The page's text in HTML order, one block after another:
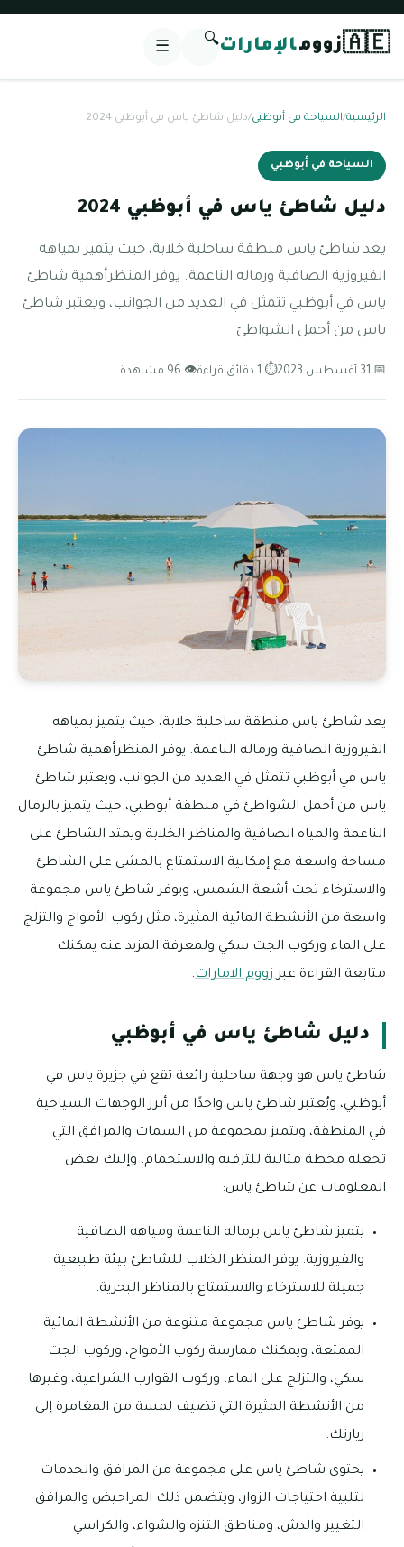
🇦🇪زوومالإمارات🔍
☰
الرئيسية/السياحة في أبوظبي/دليل شاطئ ياس في أبوظبي 2024
السياحة في أبوظبي
دليل شاطئ ياس في أبوظبي 2024
يعد شاطئ ياس منطقة ساحلية خلابة، حيث يتميز بمياهه
الفيروزية الصافية ورماله الناعمة. يوفر المنظرأهمية شاطئ
ياس في أبوظبي تتمثل في العديد من الجوانب، ويعتبر شاطئ
ياس من أجمل الشواطئ
📅 31 أغسطس 2023 ⏱ 1 دقائق قراءة 👁 96 مشاهدة
يعد شاطئ ياس منطقة ساحلية خلابة، حيث يتميز بمياهه
الفيروزية الصافية ورماله الناعمة. يوفر المنظرأهمية شاطئ
ياس في أبوظبي تتمثل في العديد من الجوانب، ويعتبر شاطئ
ياس من أجمل الشواطئ في منطقة أبوظبي، حيث يتميز بالرمال
الناعمة والمياه الصافية والمناظر الخلابة ويمتد الشاطئ على
مساحة واسعة مع إمكانية الاستمتاع بالمشي على الشاطئ
والاسترخاء تحت أشعة الشمس، ويوفر شاطئ ياس مجموعة
واسعة من الأنشطة المائية المثيرة، مثل ركوب الأمواج والتزلج
على الماء وركوب الجت سكي ولمعرفة المزيد عنه يمكنك
متابعة القراءة عبرزووم الامارات.
دليل شاطئ ياس في أبوظبي
شاطئ ياس هو وجهة ساحلية رائعة تقع في جزيرة ياس في
أبوظبي، ويُعتبر شاطئ ياس واحدًا من أبرز الوجهات السياحية
في المنطقة، ويتميز بمجموعة من السمات والمرافق التي
تجعله محطة مثالية للترفيه والاستجمام، وإليك بعض
المعلومات عن شاطئ ياس:
يتميز شاطئ ياس برماله الناعمة ومياهه الصافية
والفيروزية. يوفر المنظر الخلاب للشاطئ بيئة طبيعية
جميلة للاسترخاء والاستمتاع بالمناظر البحرية.
يوفر شاطئ ياس مجموعة متنوعة من الأنشطة المائية
الممتعة، ويمكنك ممارسة ركوب الأمواج، وركوب الجت
سكي، والتزلج على الماء، وركوب القوارب الشراعية، وغيرها
من الأنشطة المثيرة التي تضيف لمسة من المغامرة إلى
زيارتك.
يحتوي شاطئ ياس على مجموعة من المرافق والخدمات
لتلبية احتياجات الزوار، ويتضمن ذلك المراحيض والمرافق
التغيير والدش، ومناطق التنزه والشواء، والكراسي